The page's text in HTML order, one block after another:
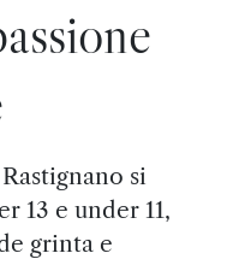
si
13 e under 11,
grinta e